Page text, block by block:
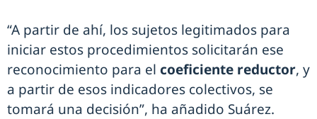
“A partir de ahí, los sujetos legitimados para
iniciar estos procedimientos solicitarán ese
reconocimiento para el coeficiente reductor, y
a partir de esos indicadores colectivos, se
tomará una decisión”, ha añadido Suárez.